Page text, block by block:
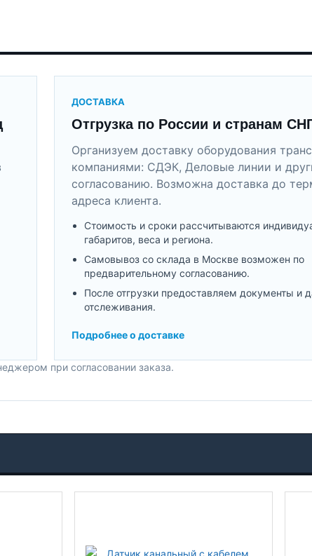
ДОСТАВКА
Отгрузка по России и странам
Организуем доставку оборудования
компаниями: СДЭК, Деловые линии и
согласованию. Возможна доставка до
адреса клиента.
Стоимость и сроки рассчитываются
габаритов, веса и региона.
Самовывоз со склада в Москве возможен по
предварительному согласованию.
После отгрузки предоставляем документы и
отслеживания.
Подробнее о доставке
при согласовании заказа.